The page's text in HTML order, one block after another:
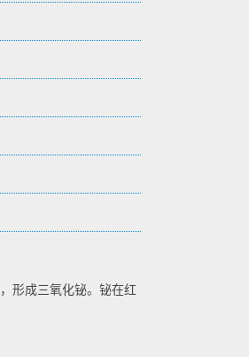
形成三氧化铋。铋在红